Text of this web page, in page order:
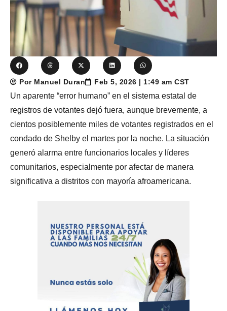
Por Manuel Duran Feb 5, 2026 | 1:49 am CST
Un aparente “error humano” en el sistema estatal de
registros de votantes dejó fuera, aunque brevemente, a
cientos posiblemente miles de votantes registrados en el
condado de Shelby el martes por la noche. La situación
generó alarma entre funcionarios locales y líderes
comunitarios, especialmente por afectar de manera
significativa a distritos con mayoría afroamericana.